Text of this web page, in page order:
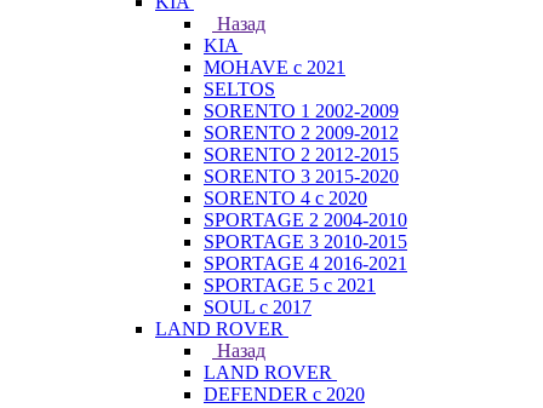
Назад
KIA
MOHAVE с 2021
SELTOS
SORENTO 1 2002-2009
SORENTO 2 2009-2012
SORENTO 2 2012-2015
SORENTO 3 2015-2020
SORENTO 4 с 2020
SPORTAGE 2 2004-2010
SPORTAGE 3 2010-2015
SPORTAGE 4 2016-2021
SPORTAGE 5 с 2021
SOUL с 2017
LAND ROVER
Назад
LAND ROVER
DEFENDER с 2020